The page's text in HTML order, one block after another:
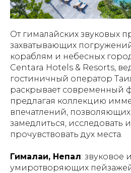
От гималайских звуковых
захватывающих
кораблям и небесных
Centara Hotels & Resorts,
гостиничный оператор
раскрывает современный
предлагая коллекцию
впечатлений,
замедлиться, исследовать
прочувствовать дух места.
Гималаи, Непал: звуковое
умиротворяющих